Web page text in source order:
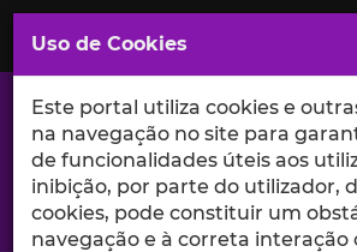
Saltar
para
Conteúdo
Principal
A excelência da investigação e ciência
Uso de Cookies
Este portal utiliza cookies e
na navegação no site para
de funcionalidades úteis aos
inibição, por parte do utilizador,
cookies, pode constituir um
navegação e à correta interação